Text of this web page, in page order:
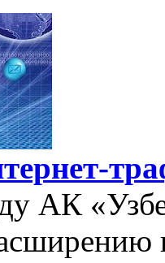
АК